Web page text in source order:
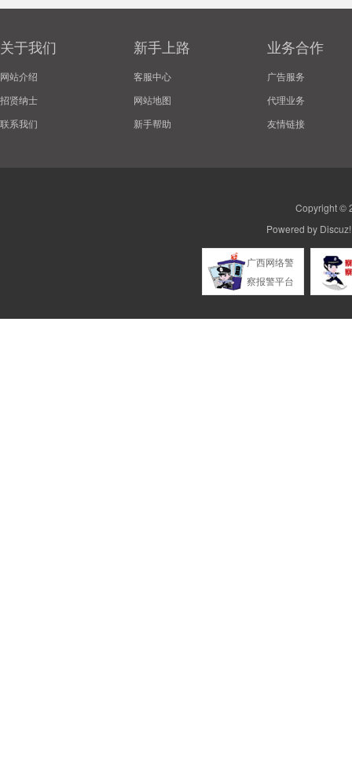
关于我们
网站介绍
招贤纳士
联系我们
新手上路
客服中心
网站地图
新手帮助
业务合作
广告服务
代理业务
友情链接
Copyright ©
Powered by Discuz!
广西网络警
察报警平台